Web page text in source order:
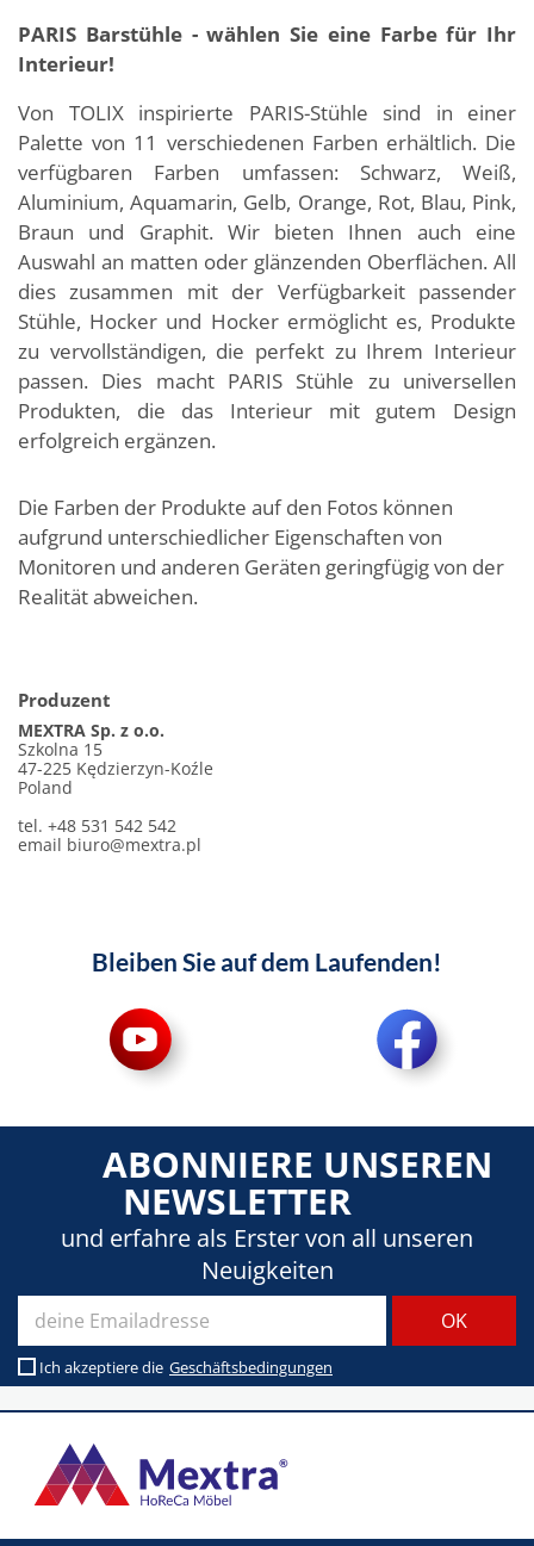
PARIS Barstühle - wählen Sie eine Farbe für Ihr
Interieur!
Von TOLIX inspirierte PARIS-Stühle sind in einer
Palette von 11 verschiedenen Farben erhältlich. Die
verfügbaren Farben umfassen: Schwarz, Weiß,
Aluminium, Aquamarin, Gelb, Orange, Rot, Blau, Pink,
Braun und Graphit. Wir bieten Ihnen auch eine
Auswahl an matten oder glänzenden Oberflächen. All
dies zusammen mit der Verfügbarkeit passender
Stühle, Hocker und Hocker ermöglicht es, Produkte
zu vervollständigen, die perfekt zu Ihrem Interieur
passen. Dies macht PARIS Stühle zu universellen
Produkten, die das Interieur mit gutem Design
erfolgreich ergänzen.
Die Farben der Produkte auf den Fotos können
aufgrund unterschiedlicher Eigenschaften von
Monitoren und anderen Geräten geringfügig von der
Realität abweichen.
Produzent
MEXTRA Sp. z o.o.
Szkolna 15
47-225 Kędzierzyn-Koźle
Poland
tel. +48 531 542 542
email biuro@mextra.pl
Bleiben Sie auf dem Laufenden!
ABONNIERE UNSEREN
NEWSLETTER
und erfahre als Erster von all unseren
Neuigkeiten
Ich akzeptiere die Geschäftsbedingungen